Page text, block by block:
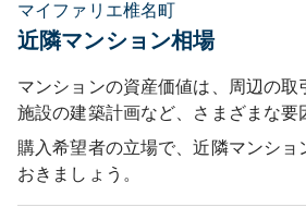
マイファリエ椎名町
近隣マンション相場
マンションの資産価値は、周辺の取
施設の建築計画など、さまざまな要
購入希望者の立場で、近隣マンショ
おきましょう。